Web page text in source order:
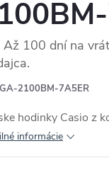
Až 100 dní na
GA-2100BM-7A5ER
hodinky Casio z
informácie